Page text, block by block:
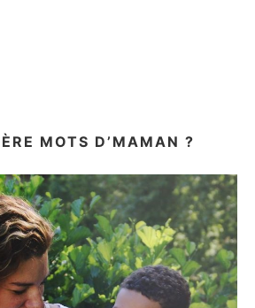
MOTS D’MAMAN ?